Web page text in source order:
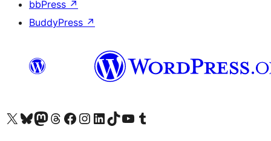
bbPress ↗
BuddyPress ↗
Visit our X (formerly Twitter) account
Visit our Bluesky account
Twitter csatornánk
Visit our Threads account
Facebook oldalunk megtekintése
Visit our Instagram account
Visit our LinkedIn account
Visit our TikTok account
Visit our YouTube channel
Visit our Tumblr account